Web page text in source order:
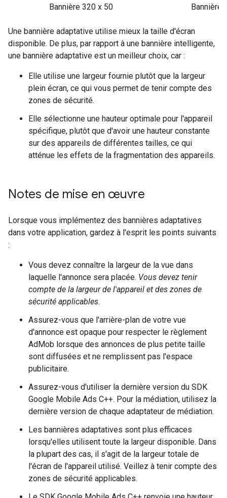
Bannière 320 x 50 Bannière
Une bannière adaptative utilise mieux la taille d'écran
disponible. De plus, par rapport à une bannière intelligente,
une bannière adaptative est un meilleur choix, car :
Elle utilise une largeur fournie plutôt que la largeur
plein écran, ce qui vous permet de tenir compte des
zones de sécurité.
Elle sélectionne une hauteur optimale pour l'appareil
spécifique, plutôt que d'avoir une hauteur constante
sur des appareils de différentes tailles, ce qui
atténue les effets de la fragmentation des appareils.
Notes de mise en œuvre
Lorsque vous implémentez des bannières adaptatives
dans votre application, gardez à l'esprit les points suivants
:
Vous devez connaître la largeur de la vue dans
laquelle l'annonce sera placée. Vous devez tenir
compte de la largeur de l'appareil et des zones de
sécurité applicables.
Assurez-vous que l'arrière-plan de votre vue
d'annonce est opaque pour respecter le règlement
AdMob lorsque des annonces de plus petite taille
sont diffusées et ne remplissent pas l'espace
publicitaire.
Assurez-vous d'utiliser la dernière version du SDK
Google Mobile Ads C++. Pour la médiation, utilisez la
dernière version de chaque adaptateur de médiation.
Les bannières adaptatives sont plus efficaces
lorsqu'elles utilisent toute la largeur disponible. Dans
la plupart des cas, il s'agit de la largeur totale de
l'écran de l'appareil utilisé. Veillez à tenir compte des
zones de sécurité applicables.